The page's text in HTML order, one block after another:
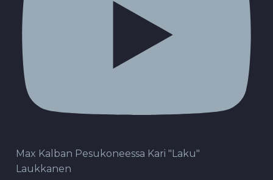
Max Kalban Pesukoneessa Kari "Laku"
Laukkanen